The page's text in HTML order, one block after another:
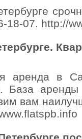
18-07. http://
аренда в
База аренды
вам